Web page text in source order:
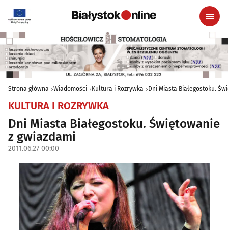
Strona główna Wiadomości Kultura i Rozrywka Dni Miasta Białegostoku.
KULTURA I ROZRYWKA
Dni Miasta Białegostoku. Świętowanie
z gwiazdami
2011.06.27 00:00